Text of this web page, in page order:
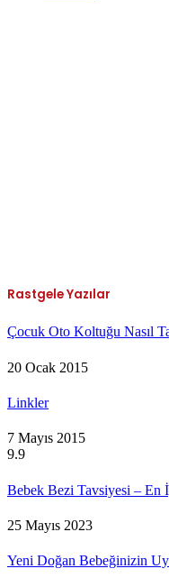
Rastgele Yazılar
Çocuk Oto Koltuğu Nasıl
20 Ocak 2015
Linkler
7 Mayıs 2015
9.9
Bebek Bezi Tavsiyesi – En
25 Mayıs 2023
Yeni Doğan Bebeğinizin